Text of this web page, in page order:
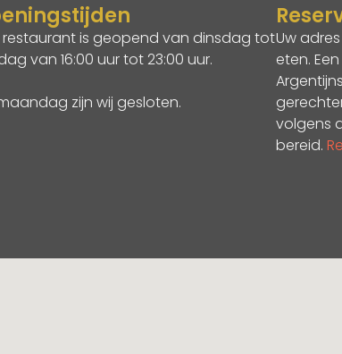
restaurant is geopend van dinsdag tot
van 16:00 uur tot 23:00 uur.
zijn wij gesloten.
Uw
eten.
volgens
bereid.